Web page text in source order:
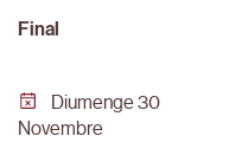
Final
Diumenge 30
Novembre